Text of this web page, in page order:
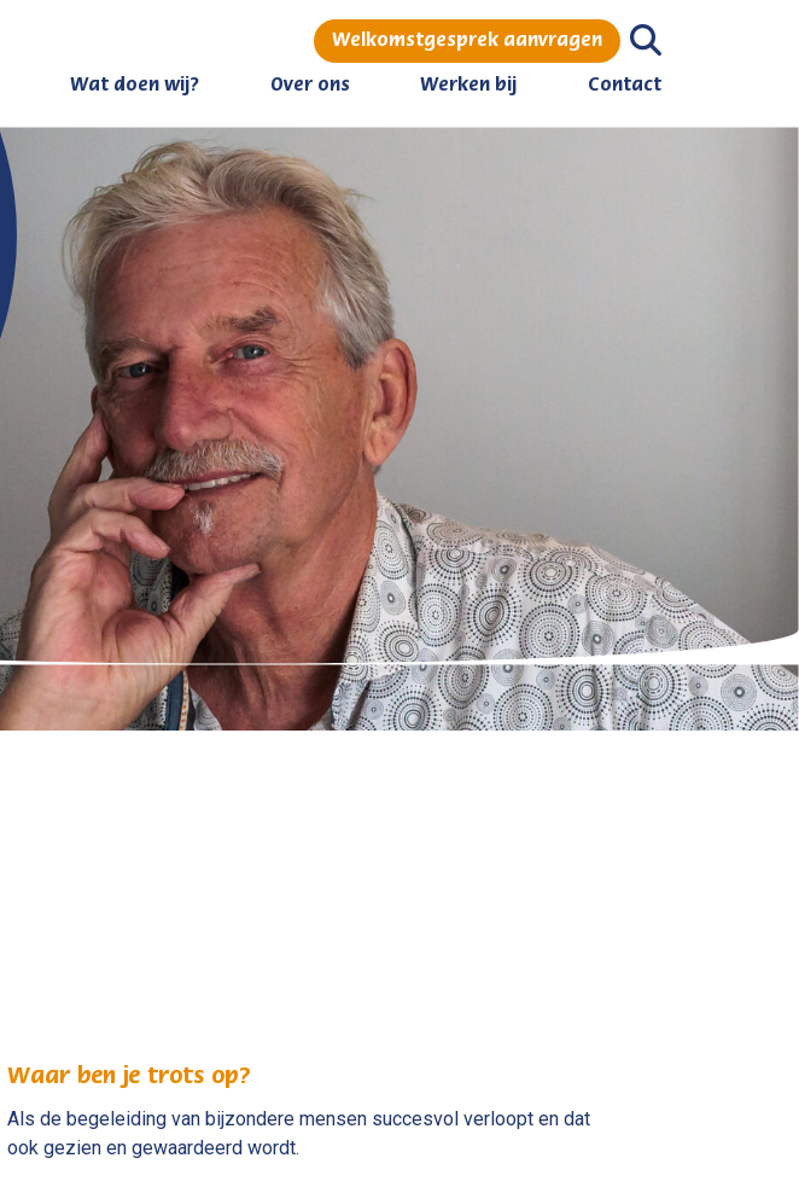
Welkomstgesprek aanvragen
Wat doen wij? Over ons Werken bij Contact
Waar ben je trots op?
Als de begeleiding van bijzondere mensen succesvol verloopt en dat
ook gezien en gewaardeerd wordt.